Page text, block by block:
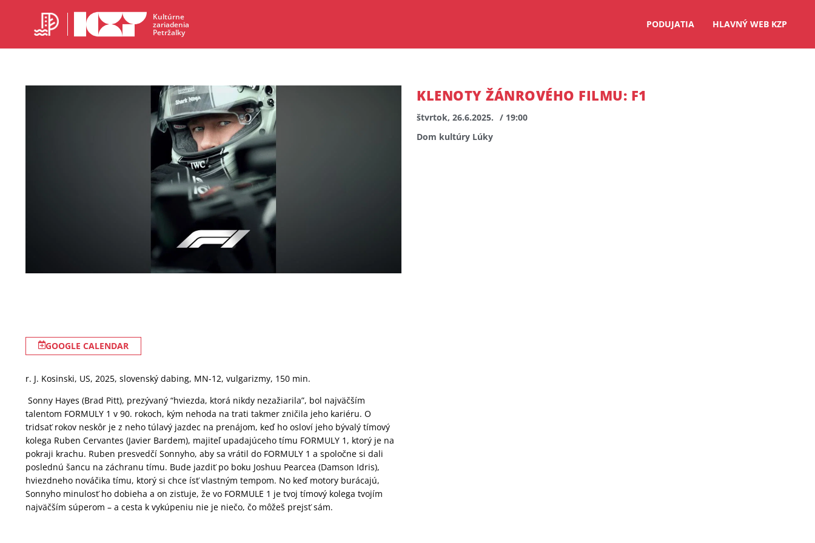
Kultúrne
zariadenia
Petržalky
PODUJATIA HLAVNÝ WEB KZP
KLENOTY ŽÁNROVÉHO FILMU: F1
štvrtok, 26.6.2025. / 19:00
Dom kultúry Lúky
GOOGLE CALENDAR
r. J. Kosinski, US, 2025, slovenský dabing, MN-12, vulgarizmy, 150 min.
Sonny Hayes (Brad Pitt), prezývaný “hviezda, ktorá nikdy nezažiarila”, bol najväčším
talentom FORMULY 1 v 90. rokoch, kým nehoda na trati takmer zničila jeho kariéru. O
tridsať rokov neskôr je z neho túlavý jazdec na prenájom, keď ho osloví jeho bývalý tímový
kolega Ruben Cervantes (Javier Bardem), majiteľ upadajúceho tímu FORMULY 1, ktorý je na
pokraji krachu. Ruben presvedčí Sonnyho, aby sa vrátil do FORMULY 1 a spoločne si dali
poslednú šancu na záchranu tímu. Bude jazdiť po boku Joshuu Pearcea (Damson Idris),
hviezdneho nováčika tímu, ktorý si chce ísť vlastným tempom. No keď motory burácajú,
Sonnyho minulosť ho dobieha a on zisťuje, že vo FORMULE 1 je tvoj tímový kolega tvojím
najväčším súperom – a cesta k vykúpeniu nie je niečo, čo môžeš prejsť sám.